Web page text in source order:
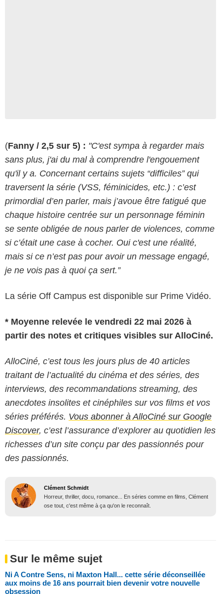
(Fanny / 2,5 sur 5) : "C'est sympa à regarder mais
sans plus, j'ai du mal à comprendre l'engouement
qu'il y a. Concernant certains sujets “difficiles” qui
traversent la série (VSS, féminicides, etc.) : c’est
primordial d’en parler, mais j’avoue être fatigué que
chaque histoire centrée sur un personnage féminin
se sente obligée de nous parler de violences, comme
si c’était une case à cocher. Oui c'est une réalité,
mais si ce n’est pas pour avoir un message engagé,
je ne vois pas à quoi ça sert.”
La série Off Campus est disponible sur Prime Vidéo.
* Moyenne relevée le vendredi 22 mai 2026 à
partir des notes et critiques visibles sur AlloCiné.
AlloCiné, c’est tous les jours plus de 40 articles
traitant de l’actualité du cinéma et des séries, des
interviews, des recommandations streaming, des
anecdotes insolites et cinéphiles sur vos films et vos
séries préférés. Vous abonner à AlloCiné sur Google
Discover, c’est l’assurance d’explorer au quotidien les
richesses d’un site conçu par des passionnés pour
des passionnés.
Clément Schmidt
Horreur, thriller, docu, romance... En séries comme en films, Clément
ose tout, c'est même à ça qu'on le reconnaît.
Sur le même sujet
Ni A Contre Sens, ni Maxton Hall... cette série déconseillée
aux moins de 16 ans pourrait bien devenir votre nouvelle
obsession